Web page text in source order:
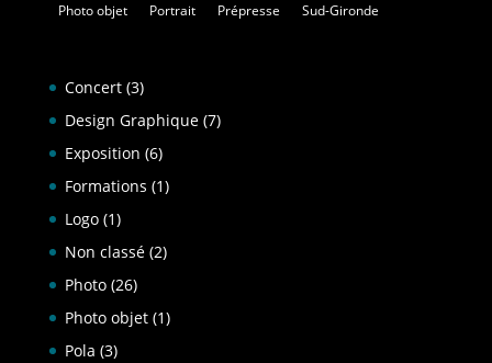
Photo objet
Portrait Prépresse Sud-Gironde
Concert(3)
Design Graphique(7)
Exposition (6)
Formations (1)
Logo(1)
Non classé(2)
Photo(26)
Photo objet(1)
Pola (3)